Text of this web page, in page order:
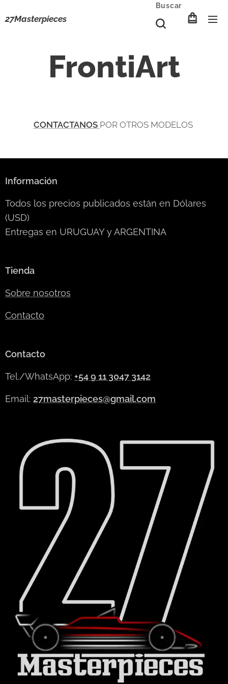
27Masterpieces
Buscar
FrontiArt
CONTACTANOS POR OTROS MODELOS
Información
Todos los precios publicados están en Dólares
(USD)
Entregas en URUGUAY y ARGENTINA
Tienda
Sobre nosotros
Contacto
Contacto
Tel./WhatsApp: +54 9 11 3047 3142
Email: 27masterpieces@gmail.com